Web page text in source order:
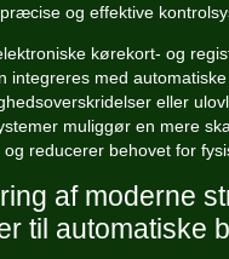
og effektive
kørekort- og
integreres med
eller
muliggør en mere
reducerer behovet for
af moderne
til automatiske